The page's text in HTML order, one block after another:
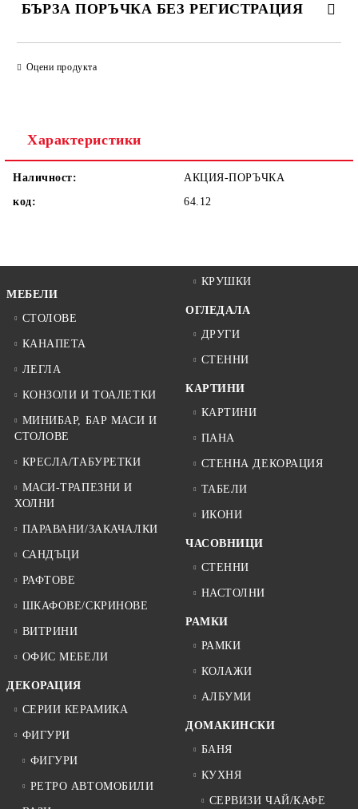
БЪРЗА ПОРЪЧКА БЕЗ РЕГИСТРАЦИЯ
Оцени продукта
Характеристики
Наличност:
АКЦИЯ-ПОРЪЧКА
код:
64.12
МЕБЕЛИ
СТОЛОВЕ
КАНАПЕТА
ЛЕГЛА
КОНЗОЛИ И ТОАЛЕТКИ
МИНИБАР, БАР МАСИ И
СТОЛОВЕ
КРЕСЛА/ТАБУРЕТКИ
МАСИ-ТРАПЕЗНИ И
ХОЛНИ
ПАРАВАНИ/ЗАКАЧАЛКИ
САНДЪЦИ
РАФТОВЕ
ШКАФОВЕ/СКРИНОВЕ
ВИТРИНИ
ОФИС МЕБЕЛИ
ДЕКОРАЦИЯ
СЕРИИ КЕРАМИКА
ФИГУРИ
ФИГУРИ
РЕТРО АВТОМОБИЛИ
КРУШКИ
ОГЛЕДАЛА
ДРУГИ
СТЕННИ
КАРТИНИ
КАРТИНИ
ПАНА
СТЕННА ДЕКОРАЦИЯ
ТАБЕЛИ
ИКОНИ
ЧАСОВНИЦИ
СТЕННИ
НАСТОЛНИ
РАМКИ
РАМКИ
КОЛАЖИ
АЛБУМИ
ДОМАКИНСКИ
БАНЯ
КУХНЯ
СЕРВИЗИ ЧАЙ/КАФЕ